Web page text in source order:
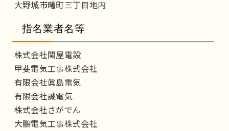
大野城市曙町三丁目地内
指名業者名等
株式会社関屋電設
甲斐電気工事株式会社
有限会社眞島電気
有限会社誠電気
株式会社さがでん
大鵬電気工事株式会社